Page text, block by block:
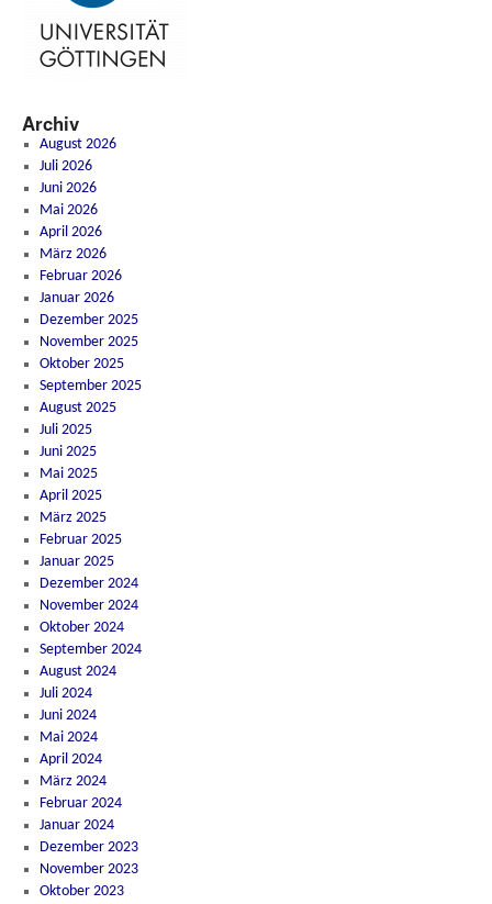
Archiv
August 2026
Juli 2026
Juni 2026
Mai 2026
April 2026
März 2026
Februar 2026
Januar 2026
Dezember 2025
November 2025
Oktober 2025
September 2025
August 2025
Juli 2025
Juni 2025
Mai 2025
April 2025
März 2025
Februar 2025
Januar 2025
Dezember 2024
November 2024
Oktober 2024
September 2024
August 2024
Juli 2024
Juni 2024
Mai 2024
April 2024
März 2024
Februar 2024
Januar 2024
Dezember 2023
November 2023
Oktober 2023